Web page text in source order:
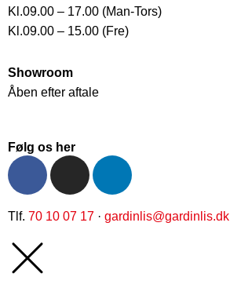
Kl.09.00 – 17.00 (Man-Tors)
Kl.09.00 – 15.00 (Fre)
Showroom
Åben efter aftale
Tlf. 70 10 07 17 · gardinlis@gardinlis.dk
Følg os her
F
e
b
o
t
L
k